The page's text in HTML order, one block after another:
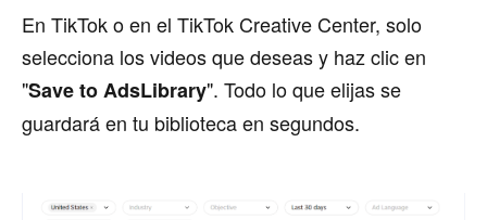
En TikTok o en el TikTok Creative Center, solo
selecciona los videos que deseas y haz clic en
"Save to AdsLibrary". Todo lo que elijas se
guardará en tu biblioteca en segundos.